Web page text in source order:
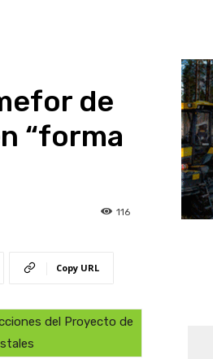
de
“forma
116
Copy URL
del Proyecto de